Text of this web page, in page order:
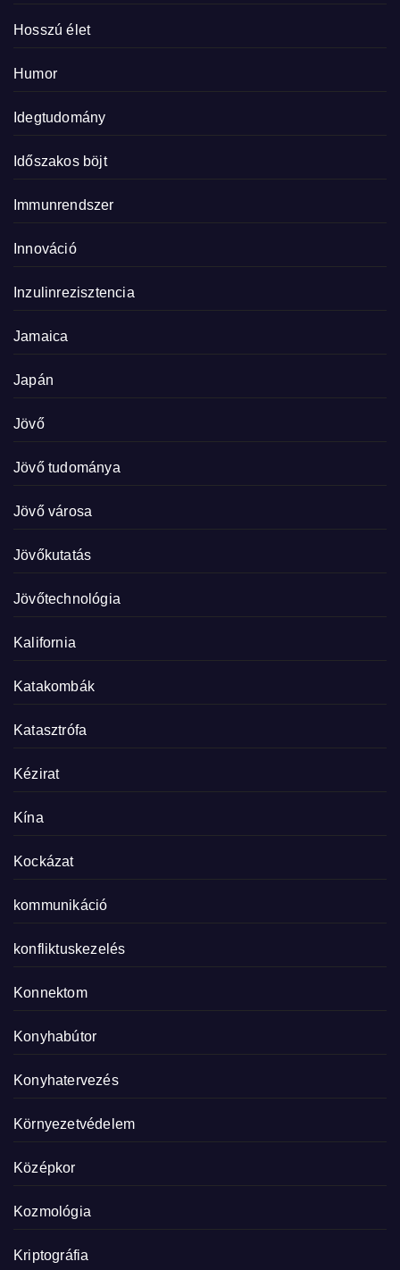
Hosszú élet
Humor
Idegtudomány
Időszakos böjt
Immunrendszer
Innováció
Inzulinrezisztencia
Jamaica
Japán
Jövő
Jövő tudománya
Jövő városa
Jövőkutatás
Jövőtechnológia
Kalifornia
Katakombák
Katasztrófa
Kézirat
Kína
Kockázat
kommunikáció
konfliktuskezelés
Konnektom
Konyhabútor
Konyhatervezés
Környezetvédelem
Középkor
Kozmológia
Kriptográfia